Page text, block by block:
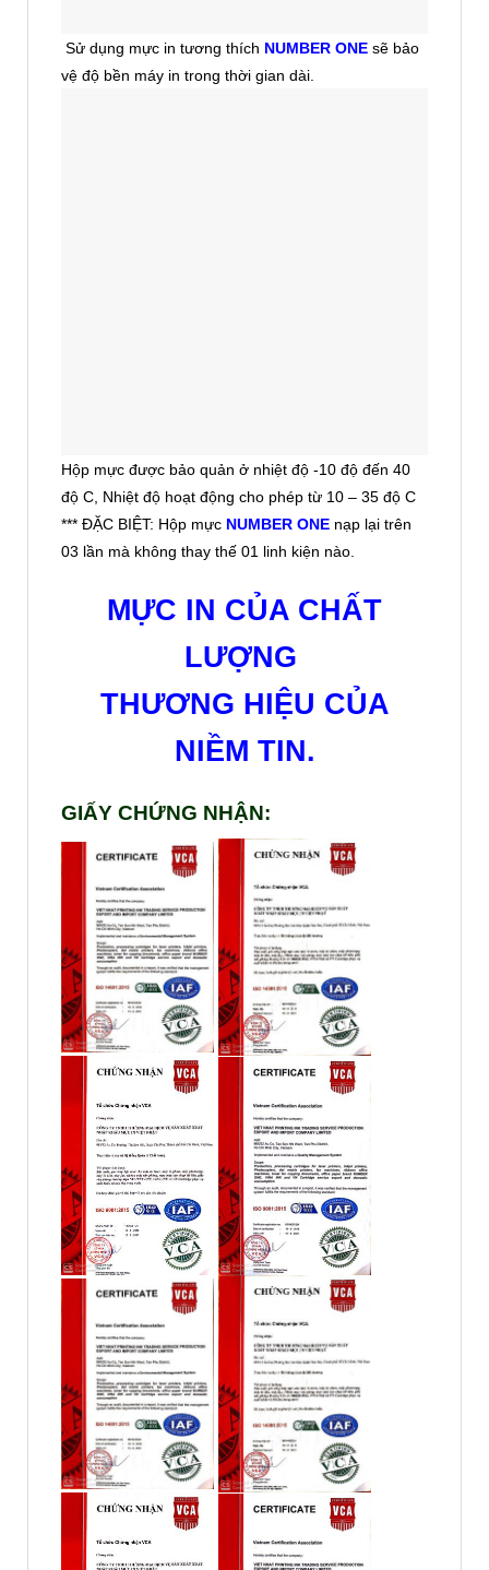
Sử dụng mực in tương thích NUMBER ONE sẽ bảo
vệ độ bền máy in trong thời gian dài.
Hộp mực được bảo quản ở nhiệt độ -10 độ đến 40
độ C, Nhiệt độ hoạt động cho phép từ 10 – 35 độ C
*** ĐẶC BIỆT: Hộp mực NUMBER ONE nạp lại trên
03 lần mà không thay thế 01 linh kiện nào.
MỰC IN CỦA CHẤT
LƯỢNG
THƯƠNG HIỆU CỦA
NIỀM TIN.
GIẤY CHỨNG NHẬN: